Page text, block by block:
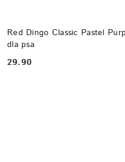
Red Dingo Classic Pastel
dla psa
Cena:
29.90